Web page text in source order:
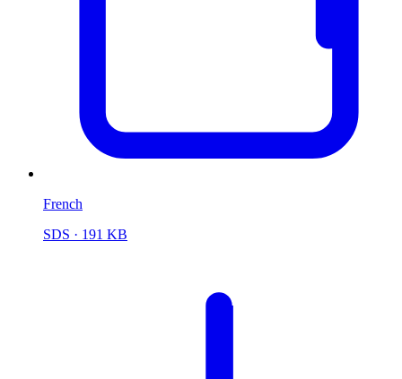
French
SDS · 191 KB